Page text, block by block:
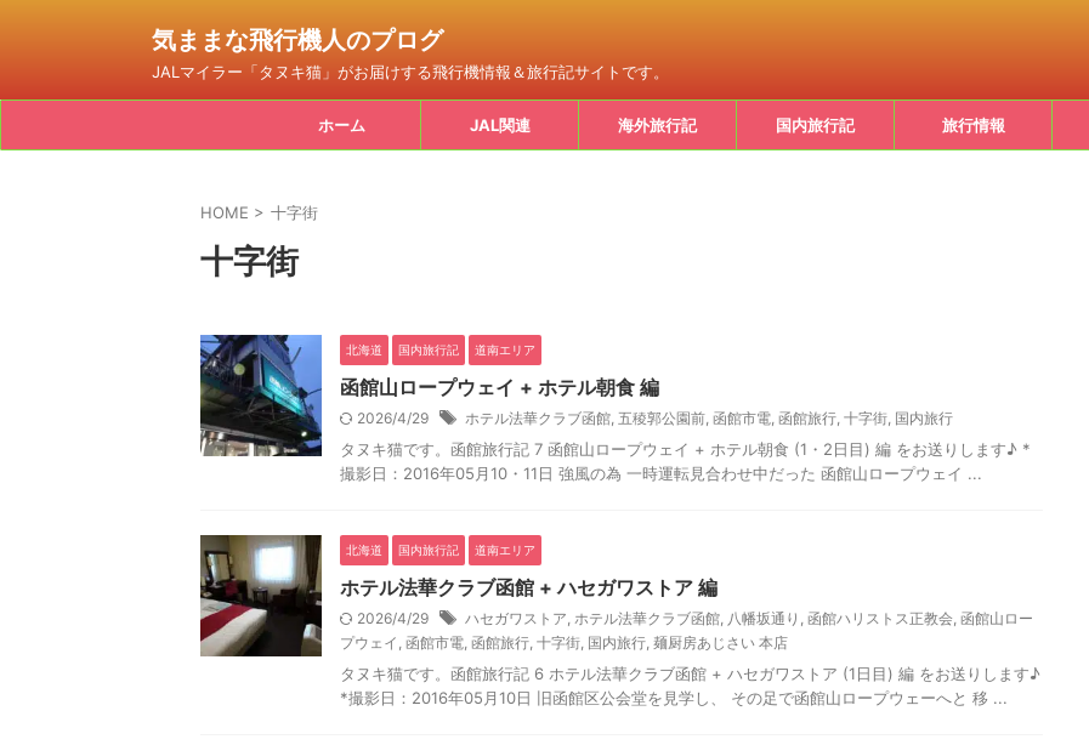
気ままな飛行機人のプログ
JALマイラー「タヌキ猫」がお届けする飛行機情報＆旅行記サイトです。
ホーム JAL関連 海外旅行記 国内旅行記 旅行情報
HOME > 十字街
十字街
北海道 国内旅行記 道南エリア
函館山ロープウェイ + ホテル朝食 編
2026/4/29 ホテル法華クラブ函館, 五稜郭公園前, 函館市電, 函館旅行, 十字街, 国内旅行
タヌキ猫です。函館旅行記 7 函館山ロープウェイ + ホテル朝食 (1・2日目) 編 をお送りします♪ *
撮影日：2016年05月10・11日 強風の為 一時運転見合わせ中だった 函館山ロープウェイ ...
北海道 国内旅行記 道南エリア
ホテル法華クラブ函館 + ハセガワストア 編
2026/4/29 ハセガワストア, ホテル法華クラブ函館, 八幡坂通り , 函館ハリストス正教会, 函館山ロー
プウェイ , 函館市電, 函館旅行, 十字街, 国内旅行, 麺厨房あじさい 本店
タヌキ猫です。函館旅行記 6 ホテル法華クラブ函館 + ハセガワストア (1日目) 編 をお送りします♪
*撮影日：2016年05月10日 旧函館区公会堂を見学し、 その足で函館山ロープウェーへと 移 ...